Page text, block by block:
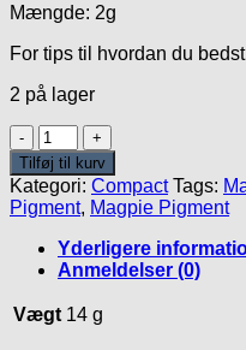
Mængde: 2g
For tips til hvordan du
2 på lager
Bora
Bora
Compact
Pigment
antal
Tilføj til kurv
Kategori: Compact Tags:
Pigment, Magpie Pigment
Yderligere
Anmeldelser (0)
Vægt 14 g